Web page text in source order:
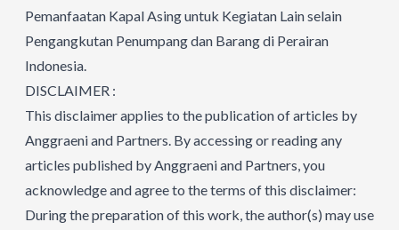
Pemanfaatan Kapal Asing untuk Kegiatan Lain selain
Pengangkutan Penumpang dan Barang di Perairan
Indonesia.
DISCLAIMER :
This disclaimer applies to the publication of articles by
Anggraeni and Partners. By accessing or reading any
articles published by Anggraeni and Partners, you
acknowledge and agree to the terms of this disclaimer:
During the preparation of this work, the author(s) may use